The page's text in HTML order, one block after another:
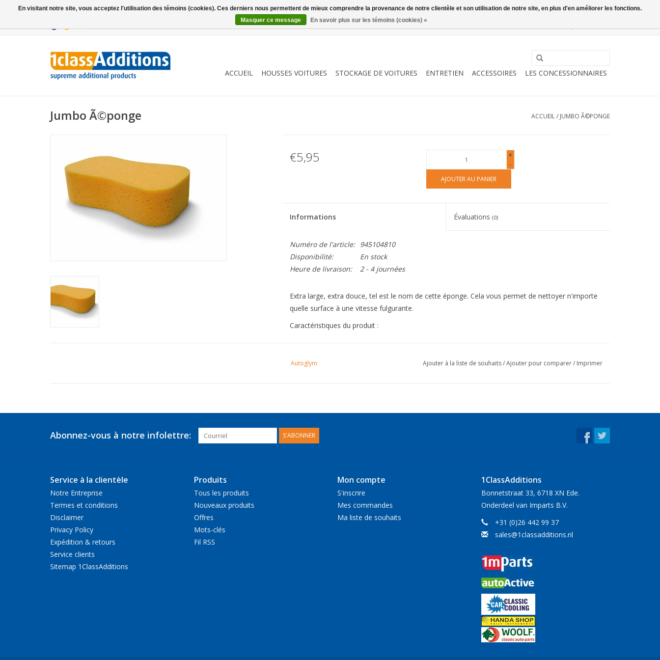
ACCUEIL HOUSSES VOITURES STOCKAGE DE VOITURES ENTRETIEN ACCESSOIRES LES CONCESSIONNAIRES
Jumbo Ã©ponge ACCUEIL/ JUMBO Ã©PONGE
€5,95
+
-
AJOUTER AU PANIER
Informations Évaluations(0)
Numéro de l'article:
945104810
Disponibilité:
En stock
Heure de livraison:
2 - 4 journées
Extra large, extra douce, tel est le nom de cette éponge. Cela vous permet de nettoyer n'importe
quelle surface à une vitesse fulgurante.
Caractéristiques du produit :
-N'abîme pas votre peinture.
Autoglym Ajouter à la liste de souhaits/Ajouter pour comparer/ Imprimer
Abonnez-vous à notre infolettre: S'ABONNER
Service à la clientèle
Notre Entreprise
Termes et conditions
Disclaimer
Privacy Policy
Expédition & retours
Service clients
Sitemap 1ClassAdditions
Produits
Tous les produits
Nouveaux produits
Offres
Mots-clés
Fil RSS
Mon compte
S'inscrire
Mes commandes
Ma liste de souhaits
1ClassAdditions
Bonnetstraat 33, 6718 XN Ede.
Onderdeel van Imparts B.V.
+31 (0)26 442 99 37
sales@1classadditions.nl
En visitant notre site, vous acceptez l'utilisation des témoins (cookies). Ces derniers nous permettent de mieux comprendre la provenance de notre clientèle et son utilisation de notre site, en plus d'en améliorer les fonctions.
Masquer ce message
En savoir plus sur les témoins (cookies) »